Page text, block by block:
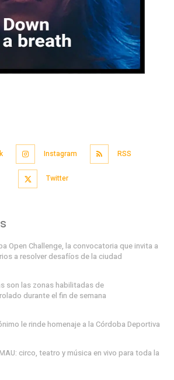
Instagram RSS
Twitter
Open Challenge, la convocatoria que invita a
a resolver desafíos de la ciudad
son las zonas habilitadas de
durante el fin de semana
le rinde homenaje a la Córdoba Deportiva
circo, teatro y música en vivo para toda la